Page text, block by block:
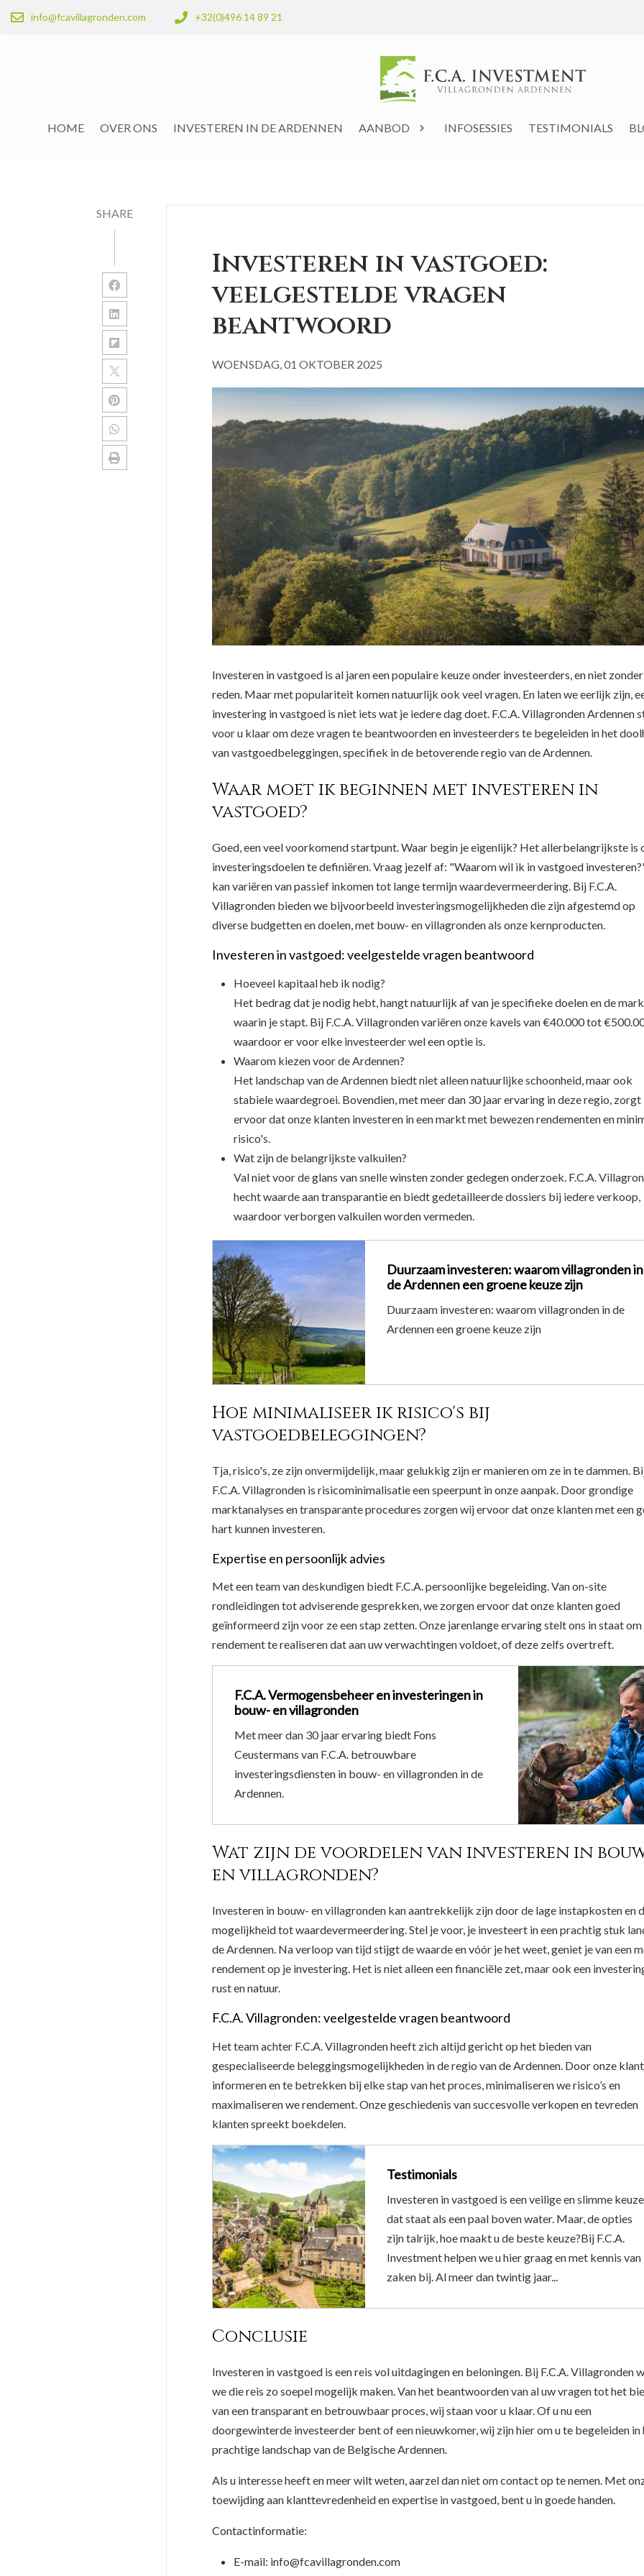
info@fcavillagronden.com +32(0)496 14 89 21
HOME OVER ONS INVESTEREN IN DE ARDENNEN AANBOD INFOSESSIES TESTIMONIALS
SHARE
Investeren in vastgoed:
veelgestelde vragen
beantwoord
WOENSDAG, 01 OKTOBER 2025
Investeren in vastgoed is al jaren een populaire keuze onder investeerders, en niet zonder
reden. Maar met populariteit komen natuurlijk ook veel vragen. En laten we eerlijk zijn,
investering in vastgoed is niet iets wat je iedere dag doet. F.C.A. Villagronden Ardennen
voor u klaar om deze vragen te beantwoorden en investeerders te begeleiden in het
van vastgoedbeleggingen, specifiek in de betoverende regio van de Ardennen.
Waar moet ik beginnen met investeren in
vastgoed?
Goed, een veel voorkomend startpunt. Waar begin je eigenlijk? Het allerbelangrijkste is
investeringsdoelen te definiëren. Vraag jezelf af: "Waarom wil ik in vastgoed
kan variëren van passief inkomen tot lange termijn waardevermeerdering. Bij F.C.A.
Villagronden bieden we bijvoorbeeld investeringsmogelijkheden die zijn afgestemd op
diverse budgetten en doelen, met bouw- en villagronden als onze kernproducten.
Investeren in vastgoed: veelgestelde vragen beantwoord
Hoeveel kapitaal heb ik nodig?
Het bedrag dat je nodig hebt, hangt natuurlijk af van je specifieke doelen en de
waarin je stapt. Bij F.C.A. Villagronden variëren onze kavels van €40.000 tot
waardoor er voor elke investeerder wel een optie is.
Waarom kiezen voor de Ardennen?
Het landschap van de Ardennen biedt niet alleen natuurlijke schoonheid, maar ook
stabiele waardegroei. Bovendien, met meer dan 30 jaar ervaring in deze regio, zorgt
ervoor dat onze klanten investeren in een markt met bewezen rendementen en
risico's.
Wat zijn de belangrijkste valkuilen?
Val niet voor de glans van snelle winsten zonder gedegen onderzoek. F.C.A.
hecht waarde aan transparantie en biedt gedetailleerde dossiers bij iedere verkoop,
waardoor verborgen valkuilen worden vermeden.
Duurzaam investeren: waarom villagronden in
de Ardennen een groene keuze zijn
Duurzaam investeren: waarom villagronden in de
Ardennen een groene keuze zijn
Hoe minimaliseer ik risico's bij
vastgoedbeleggingen?
Tja, risico's, ze zijn onvermijdelijk, maar gelukkig zijn er manieren om ze in te dammen.
F.C.A. Villagronden is risicominimalisatie een speerpunt in onze aanpak. Door grondige
marktanalyses en transparante procedures zorgen wij ervoor dat onze klanten met een
hart kunnen investeren.
Expertise en persoonlijk advies
Met een team van deskundigen biedt F.C.A. persoonlijke begeleiding. Van on-site
rondleidingen tot adviserende gesprekken, we zorgen ervoor dat onze klanten goed
geïnformeerd zijn voor ze een stap zetten. Onze jarenlange ervaring stelt ons in staat om
rendement te realiseren dat aan uw verwachtingen voldoet, of deze zelfs overtreft.
F.C.A. Vermogensbeheer en investeringen in
bouw- en villagronden
Met meer dan 30 jaar ervaring biedt Fons
Ceustermans van F.C.A. betrouwbare
investeringsdiensten in bouw- en villagronden in de
Ardennen.
Wat zijn de voordelen van investeren in
en villagronden?
Investeren in bouw- en villagronden kan aantrekkelijk zijn door de lage instapkosten en
mogelijkheid tot waardevermeerdering. Stel je voor, je investeert in een prachtig stuk
de Ardennen. Na verloop van tijd stijgt de waarde en vóór je het weet, geniet je van een
rendement op je investering. Het is niet alleen een financiële zet, maar ook een
rust en natuur.
F.C.A. Villagronden: veelgestelde vragen beantwoord
Het team achter F.C.A. Villagronden heeft zich altijd gericht op het bieden van
gespecialiseerde beleggingsmogelijkheden in de regio van de Ardennen. Door onze
informeren en te betrekken bij elke stap van het proces, minimaliseren we risico’s en
maximaliseren we rendement. Onze geschiedenis van succesvolle verkopen en tevreden
klanten spreekt boekdelen.
Testimonials
Investeren in vastgoed is een veilige en slimme keuze,
dat staat als een paal boven water. Maar, de opties
zijn talrijk, hoe maakt u de beste keuze?Bij F.C.A.
Investment helpen we u hier graag en met kennis van
zaken bij. Al meer dan twintig jaar...
Conclusie
Investeren in vastgoed is een reis vol uitdagingen en beloningen. Bij F.C.A. Villagronden
we die reis zo soepel mogelijk maken. Van het beantwoorden van al uw vragen tot het
van een transparant en betrouwbaar proces, wij staan voor u klaar. Of u nu een
doorgewinterde investeerder bent of een nieuwkomer, wij zijn hier om u te begeleiden in
prachtige landschap van de Belgische Ardennen.
Als u interesse heeft en meer wilt weten, aarzel dan niet om contact op te nemen. Met
toewijding aan klanttevredenheid en expertise in vastgoed, bent u in goede handen.
Contactinformatie:
E-mail: info@fcavillagronden.com